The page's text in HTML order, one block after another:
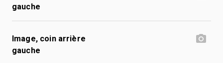
gauche
Image, coin arrière
gauche